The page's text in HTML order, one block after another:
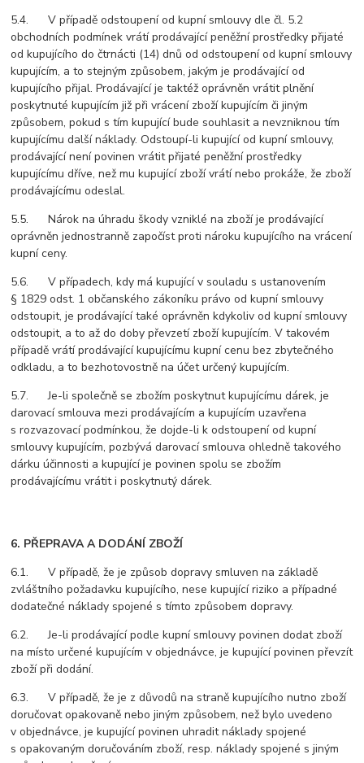
5.4. V případě odstoupení od kupní smlouvy dle čl. 5.2
obchodních podmínek vrátí prodávající peněžní prostředky přijaté
od kupujícího do čtrnácti (14) dnů od odstoupení od kupní smlouvy
kupujícím, a to stejným způsobem, jakým je prodávající od
kupujícího přijal. Prodávající je taktéž oprávněn vrátit plnění
poskytnuté kupujícím již při vrácení zboží kupujícím či jiným
způsobem, pokud s tím kupující bude souhlasit a nevzniknou tím
kupujícímu další náklady. Odstoupí-li kupující od kupní smlouvy,
prodávající není povinen vrátit přijaté peněžní prostředky
kupujícímu dříve, než mu kupující zboží vrátí nebo prokáže, že zboží
prodávajícímu odeslal.
5.5. Nárok na úhradu škody vzniklé na zboží je prodávající
oprávněn jednostranně započíst proti nároku kupujícího na vrácení
kupní ceny.
5.6. V případech, kdy má kupující v souladu s ustanovením
§ 1829 odst. 1 občanského zákoníku právo od kupní smlouvy
odstoupit, je prodávající také oprávněn kdykoliv od kupní smlouvy
odstoupit, a to až do doby převzetí zboží kupujícím. V takovém
případě vrátí prodávající kupujícímu kupní cenu bez zbytečného
odkladu, a to bezhotovostně na účet určený kupujícím.
5.7. Je-li společně se zbožím poskytnut kupujícímu dárek, je
darovací smlouva mezi prodávajícím a kupujícím uzavřena
s rozvazovací podmínkou, že dojde-li k odstoupení od kupní
smlouvy kupujícím, pozbývá darovací smlouva ohledně takového
dárku účinnosti a kupující je povinen spolu se zbožím
prodávajícímu vrátit i poskytnutý dárek.
6. PŘEPRAVA A DODÁNÍ ZBOŽÍ
6.1. V případě, že je způsob dopravy smluven na základě
zvláštního požadavku kupujícího, nese kupující riziko a případné
dodatečné náklady spojené s tímto způsobem dopravy.
6.2. Je-li prodávající podle kupní smlouvy povinen dodat zboží
na místo určené kupujícím v objednávce, je kupující povinen převzít
zboží při dodání.
6.3. V případě, že je z důvodů na straně kupujícího nutno zboží
doručovat opakovaně nebo jiným způsobem, než bylo uvedeno
v objednávce, je kupující povinen uhradit náklady spojené
s opakovaným doručováním zboží, resp. náklady spojené s jiným